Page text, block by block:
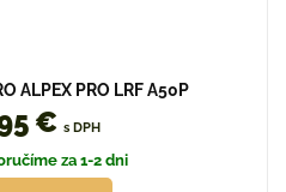
ALPEX PRO LRF A50P
€ s DPH
za 1-2 dni